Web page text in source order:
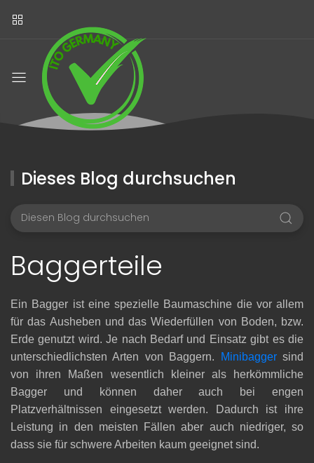
Dieses Blog durchsuchen
Baggerteile
Ein Bagger ist eine spezielle Baumaschine die vor allem
für das Ausheben und das Wiederfüllen von Boden, bzw.
Erde genutzt wird. Je nach Bedarf und Einsatz gibt es die
unterschiedlichsten Arten von Baggern.
Minibaggersind
von ihren Maßen wesentlich kleiner als herkömmliche
Bagger und können daher auch bei engen
Platzverhältnissen eingesetzt werden. Dadurch ist ihre
Leistung in den meisten Fällen aber auch niedriger, so
dass sie für schwere Arbeiten kaum geeignet sind.